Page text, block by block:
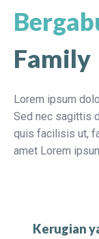
Family
Lorem ipsum
Sed nec sagittis
quis facilisis ut,
amet Lorem
Kerugian